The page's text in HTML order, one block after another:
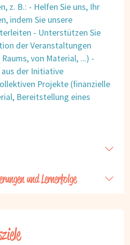
z. B.: - Helfen Sie uns, Ihr
indem Sie unsere
- Unterstützen Sie
der Veranstaltungen
von Material, ...) -
der Initiative
Projekte (finanzielle
Bereitstellung eines
und Lernerfolge